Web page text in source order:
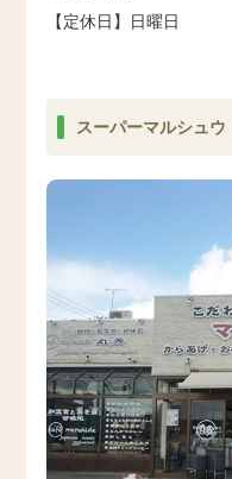
【定休日】日曜日
スーパーマルシュウ